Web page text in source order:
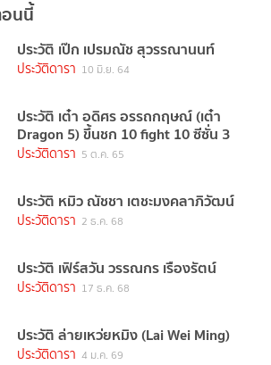
นนี้
ประวัติ เป๊ก เปรมณัช สุวรรณานนท์
ประวัติดารา 10 มิ.ย. 64
ประวัติ เต๋า อดิศร อรรถกฤษณ์ (เต๋า
Dragon 5) ขึ้นชก 10 fight 10 ซีซั่น 3
ประวัติดารา 5 ต.ค. 65
ประวัติ หมิว ณัชชา เตชะมงคลาภิวัฒน์
ประวัติดารา 2 ธ.ค. 68
ประวัติ เฟิร์สวัน วรรณกร เรืองรัตน์
ประวัติดารา 17 ธ.ค. 68
ประวัติ ล่ายเหว่ยหมิง (Lai Wei Ming)
ประวัติดารา 4 ม.ค. 69